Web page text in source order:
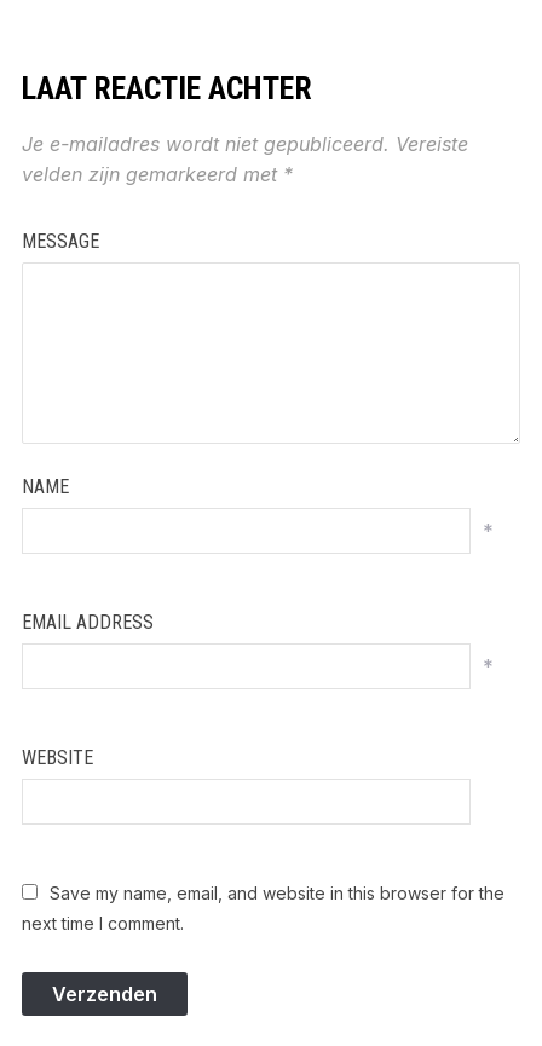
LAAT REACTIE ACHTER
Je e-mailadres wordt niet gepubliceerd. Vereiste
velden zijn gemarkeerd met *
MESSAGE
NAME
*
EMAIL ADDRESS
*
WEBSITE
Save my name, email, and website in this browser for the
next time I comment.